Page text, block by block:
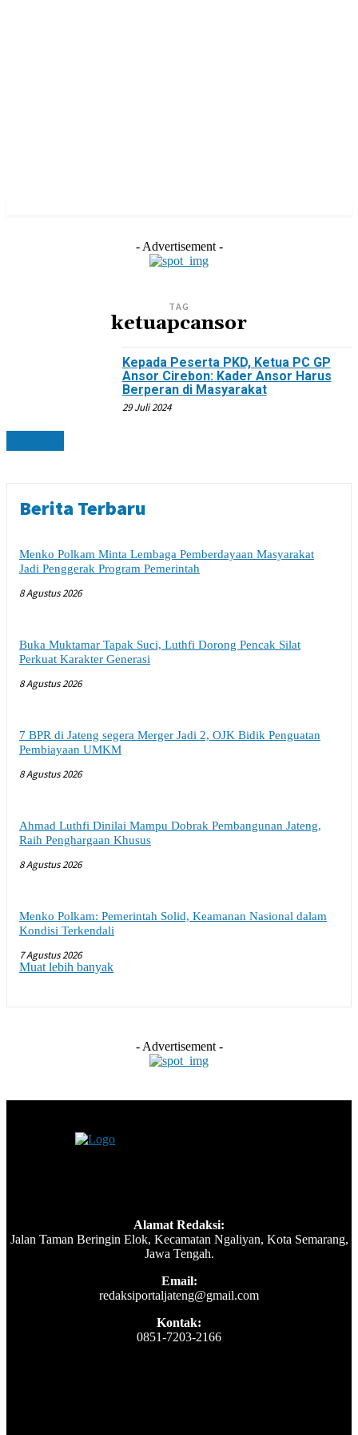
- Advertisement -
TAG
ketuapcansor
Kepada Peserta PKD, Ketua PC GP
Ansor Cirebon: Kader Ansor Harus
Berperan di Masyarakat
29 Juli 2024
Berita Terbaru
Menko Polkam Minta Lembaga Pemberdayaan Masyarakat
Jadi Penggerak Program Pemerintah
8 Agustus 2026
Buka Muktamar Tapak Suci, Luthfi Dorong Pencak Silat
Perkuat Karakter Generasi
8 Agustus 2026
7 BPR di Jateng segera Merger Jadi 2, OJK Bidik Penguatan
Pembiayaan UMKM
8 Agustus 2026
Ahmad Luthfi Dinilai Mampu Dobrak Pembangunan Jateng,
Raih Penghargaan Khusus
8 Agustus 2026
Menko Polkam: Pemerintah Solid, Keamanan Nasional dalam
Kondisi Terkendali
7 Agustus 2026
Muat lebih banyak
- Advertisement -
Alamat Redaksi:
Jalan Taman Beringin Elok, Kecamatan Ngaliyan, Kota Semarang,
Jawa Tengah.
Email:
redaksiportaljateng@gmail.com
Kontak:
0851-7203-2166